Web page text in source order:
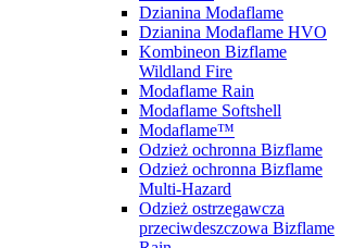
Dzianina Modaflame
Dzianina Modaflame HVO
Kombineon Bizflame
Wildland Fire
Modaflame Rain
Modaflame Softshell
Modaflame™
Odzież ochronna Bizflame
Odzież ochronna Bizflame
Multi-Hazard
Odzież ostrzegawcza
przeciwdeszczowa Bizflame